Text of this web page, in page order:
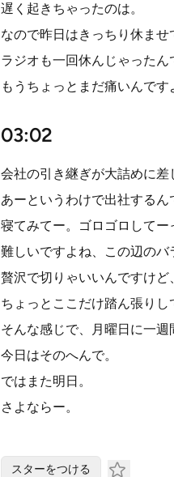
遅く起きちゃったのは。
なので昨日はきっちり休ませ
ラジオも一回休んじゃったん
もうちょっとまだ痛いんです
03:02
会社の引き継ぎが大詰めに差
あーというわけで出社するん
寝てみてー。ゴロゴロしてー
難しいですよね、この辺のバ
贅沢で切りゃいいんですけど
ちょっとここだけ踏ん張りし
そんな感じで、月曜日に一週
今日はそのへんで。
ではまた明日。
さよならー。
スターをつける